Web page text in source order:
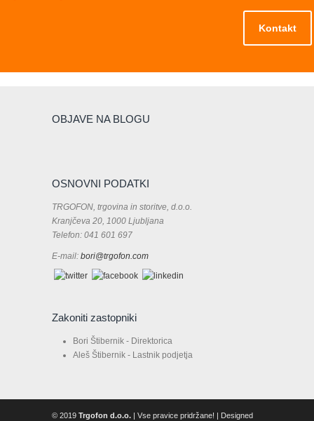
Kontakt
OBJAVE NA BLOGU
OSNOVNI PODATKI
TRGOFON, trgovina in storitve, d.o.o.
Kranjčeva 20, 1000 Ljubljana
Telefon: 041 601 697
E-mail: bori@trgofon.com
Zakoniti zastopniki
Bori Štibernik - Direktorica
Aleš Štibernik - Lastnik podjetja
© 2019 Trgofon d.o.o. | Vse pravice pridržane! | Designed